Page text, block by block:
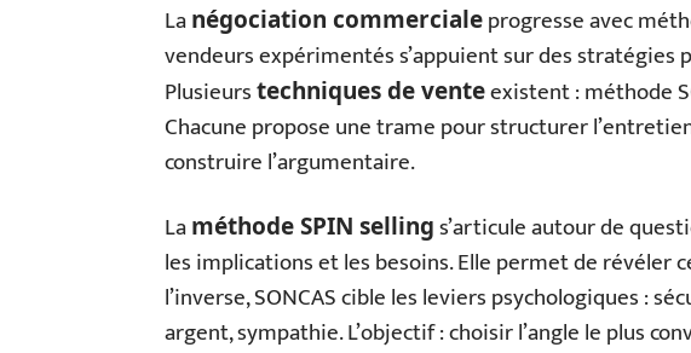
Lanégociation commercialeprogresse avec
vendeurs expérimentés s’appuient sur des
Plusieurstechniques de venteexistent : méthode
Chacune propose une trame pour structurer
construire l’argumentaire.
Laméthode SPIN sellings’articule autour de
les implications et les besoins. Elle permet de révéler
l’inverse, SONCAS cible les leviers psychologiques :
argent, sympathie. L’objectif : choisir l’angle le plus